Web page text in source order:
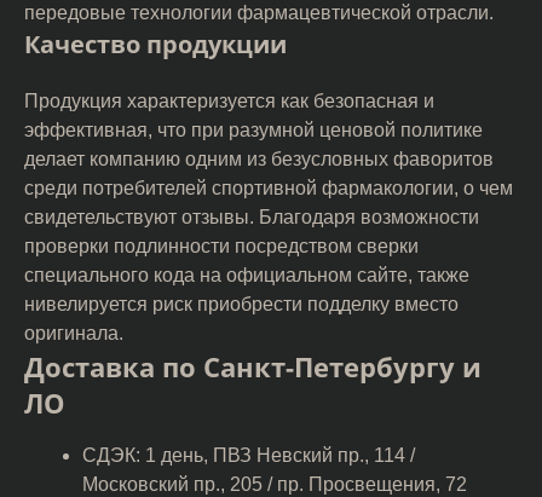
передовые технологии фармацевтической отрасли.
Качество продукции
Продукция характеризуется как безопасная и
эффективная, что при разумной ценовой политике
делает компанию одним из безусловных фаворитов
среди потребителей спортивной фармакологии, о чем
свидетельствуют отзывы. Благодаря возможности
проверки подлинности посредством сверки
специального кода на официальном сайте, также
нивелируется риск приобрести подделку вместо
оригинала.
Доставка по Санкт-Петербургу и
ЛО
СДЭК: 1 день, ПВЗ Невский пр., 114 /
Московский пр., 205 / пр. Просвещения, 72